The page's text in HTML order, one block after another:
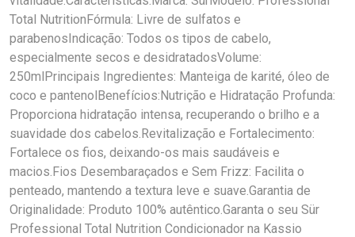
Total NutritionFórmula: Livre de sulfatos e
parabenosIndicação: Todos os tipos de cabelo,
especialmente secos e desidratadosVolume:
250mlPrincipais Ingredientes: Manteiga de karité, óleo de
coco e pantenolBenefícios:Nutrição e Hidratação Profunda:
Proporciona hidratação intensa, recuperando o brilho e a
suavidade dos cabelos.Revitalização e Fortalecimento:
Fortalece os fios, deixando-os mais saudáveis e
macios.Fios Desembaraçados e Sem Frizz: Facilita o
penteado, mantendo a textura leve e suave.Garantia de
Originalidade: Produto 100% autêntico.Garanta o seu Sür
Professional Total Nutrition Condicionador na Kassio